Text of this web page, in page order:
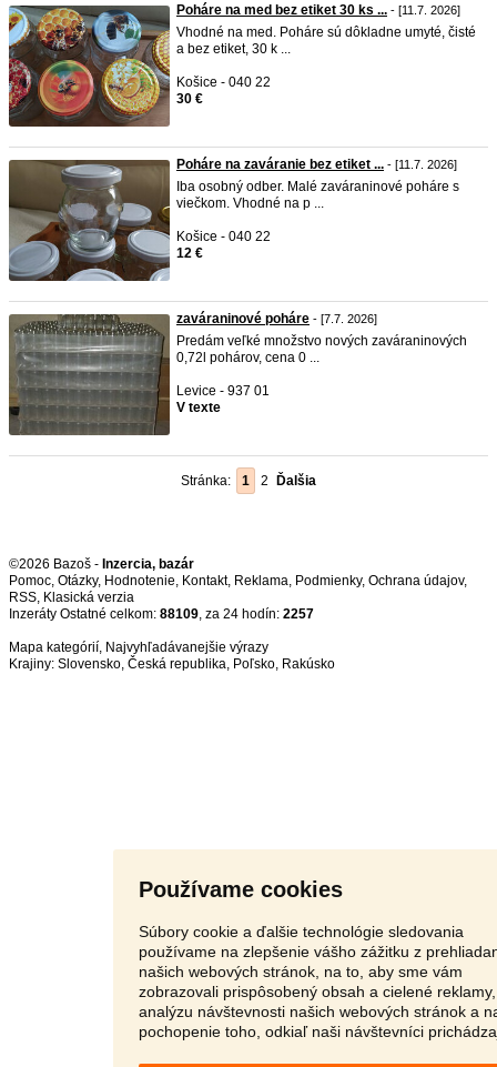
Používame cookies
Súbory cookie a ďalšie technológie sledovania
používame na zlepšenie vášho zážitku z
našich webových stránok, na to, aby sme vám
zobrazovali prispôsobený obsah a cielené
analýzu návštevnosti našich webových stránok a
pochopenie toho, odkiaľ naši návštevníci
Poháre na med bez etiket 30 ks ... - [11.7. 2026]
Vhodné na med. Poháre sú dôkladne umyté, čisté
a bez etiket, 30 k ...
Košice - 040 22
30 €
Poháre na zaváranie bez etiket ... - [11.7. 2026]
Iba osobný odber. Malé zaváraninové poháre s
viečkom. Vhodné na p ...
Košice - 040 22
12 €
zaváraninové poháre - [7.7. 2026]
Predám veľké množstvo nových zaváraninových
0,72l pohárov, cena 0 ...
Levice - 937 01
V texte
Stránka: 1 2 Ďalšia
©2026 Bazoš - Inzercia, bazár
Pomoc, Otázky, Hodnotenie, Kontakt, Reklama, Podmienky, Ochrana údajov,
RSS,
Inzeráty Ostatné celkom: 88109, za 24 hodín: 2257
Mapa kategórií, Najvyhľadávanejšie výrazy
Krajiny: Slovensko, Česká republika, Poľsko, Rakúsko